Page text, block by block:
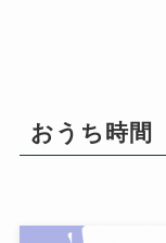
おうち時間